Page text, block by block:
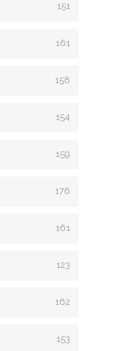
151
161
158
154
159
176
161
123
162
153